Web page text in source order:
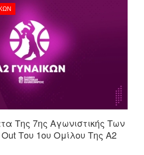
Της 7ης Αγωνιστικής Των
Του 1ου Ομίλου Της Α2